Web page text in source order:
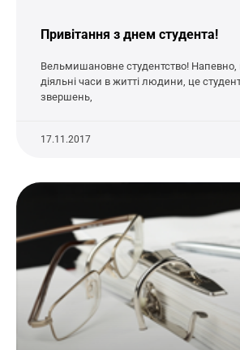
Привітання з днем студента!
Вельмишановне студентство! Напевно,
діяльні часи в житті людини, це
звершень,
17.11.2017